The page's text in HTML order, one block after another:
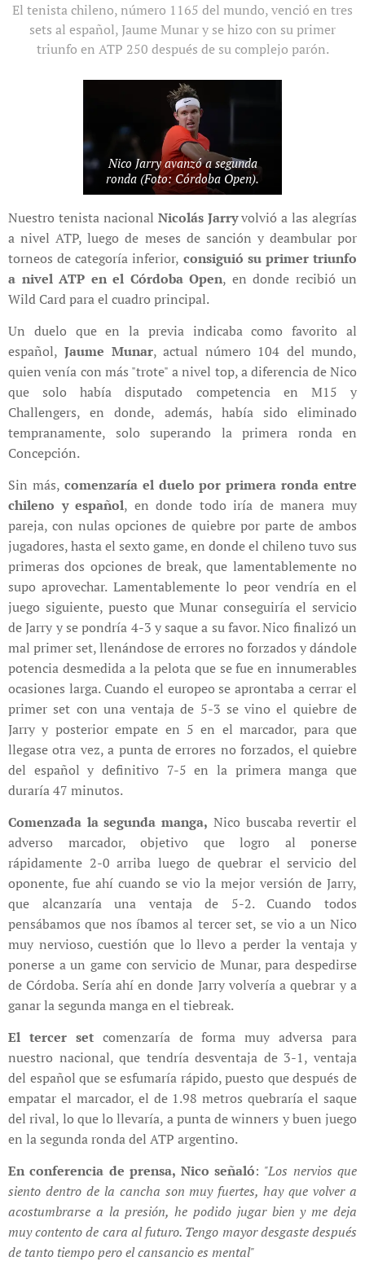
El tenista chileno, número 1165 del mundo, venció en tres
sets al español, Jaume Munar y se hizo con su primer
triunfo en ATP 250 después de su complejo parón.
Nico Jarry avanzó a segunda
ronda (Foto: Córdoba Open).
Nuestro tenista nacional Nicolás Jarryvolvió a las alegrías
a nivel ATP, luego de meses de sanción y deambular por
torneos de categoría inferior, consiguió su primer triunfo
a nivel ATP en el Córdoba Open, en donde recibió un
Wild Card para el cuadro principal.
Un duelo que en la previa indicaba como favorito al
español, Jaume Munar, actual número 104 del mundo,
quien venía con más "trote" a nivel top, a diferencia de Nico
que solo había disputado competencia en M15 y
Challengers, en donde, además, había sido eliminado
tempranamente, solo superando la primera ronda en
Concepción.
Sin más, comenzaría el duelo por primera ronda entre
chileno y español, en donde todo iría de manera muy
pareja, con nulas opciones de quiebre por parte de ambos
jugadores, hasta el sexto game, en donde el chileno tuvo sus
primeras dos opciones de break, que lamentablemente no
supo aprovechar. Lamentablemente lo peor vendría en el
juego siguiente, puesto que Munar conseguiría el servicio
de Jarry y se pondría 4-3 y saque a su favor. Nico finalizó un
mal primer set, llenándose de errores no forzados y dándole
potencia desmedida a la pelota que se fue en innumerables
ocasiones larga. Cuando el europeo se aprontaba a cerrar el
primer set con una ventaja de 5-3 se vino el quiebre de
Jarry y posterior empate en 5 en el marcador, para que
llegase otra vez, a punta de errores no forzados, el quiebre
del español y definitivo 7-5 en la primera manga que
duraría 47 minutos.
Comenzada la segunda manga, Nico buscaba revertir el
adverso marcador, objetivo que logro al ponerse
rápidamente 2-0 arriba luego de quebrar el servicio del
oponente, fue ahí cuando se vio la mejor versión de Jarry,
que alcanzaría una ventaja de 5-2. Cuando todos
pensábamos que nos íbamos al tercer set, se vio a un Nico
muy nervioso, cuestión que lo llevo a perder la ventaja y
ponerse a un game con servicio de Munar, para despedirse
de Córdoba. Sería ahí en donde Jarry volvería a quebrar y a
ganar la segunda manga en el tiebreak.
El tercer setcomenzaría de forma muy adversa para
nuestro nacional, que tendría desventaja de 3-1, ventaja
del español que se esfumaría rápido, puesto que después de
empatar el marcador, el de 1.98 metros quebraría el saque
del rival, lo que lo llevaría, a punta de winners y buen juego
en la segunda ronda del ATP argentino.
En conferencia de prensa, Nico señaló: "Los nervios que
siento dentro de la cancha son muy fuertes, hay que volver a
acostumbrarse a la presión, he podido jugar bien y me deja
muy contento de cara al futuro. Tengo mayor desgaste después
de tanto tiempo pero el cansancio es mental"